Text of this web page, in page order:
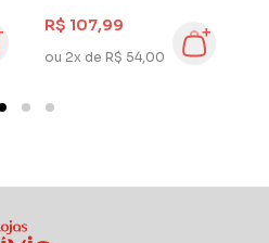
Infusion
R$ 107,99
ou 2x de R$ 54,00